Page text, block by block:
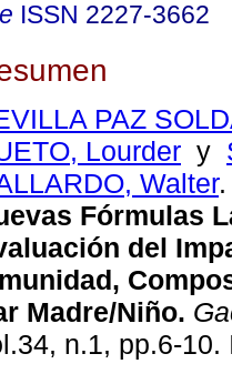
ISSN 2227-3662
PAZ
Lourder y
Walter.
Fórmulas
del
Madre/Niño.
n.1, pp.6-10.